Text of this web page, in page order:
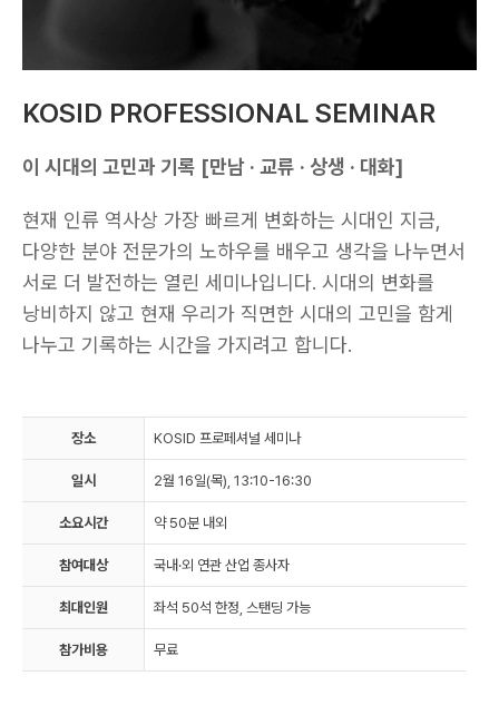
KOSID PROFESSIONAL SEMINAR
이 시대의 고민과 기록 [만남 · 교류 · 상생 · 대화]
현재 인류 역사상 가장 빠르게 변화하는 시대인 지금,
다양한 분야 전문가의 노하우를 배우고 생각을 나누면서
서로 더 발전하는 열린 세미나입니다. 시대의 변화를
낭비하지 않고 현재 우리가 직면한 시대의 고민을 함게
나누고 기록하는 시간을 가지려고 합니다.
장소 KOSID 프로페셔널 세미나
일시 2월 16일(목), 13:10-16:30
소요시간 약 50분 내외
참여대상 국내·외 연관 산업 종사자
최대인원 좌석 50석 한정, 스탠딩 가능
참가비용 무료